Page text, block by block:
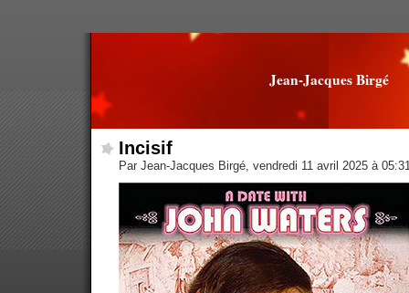
Jean-Jacques Birgé
Incisif
Par Jean-Jacques Birgé, vendredi 11 avril 2025 à